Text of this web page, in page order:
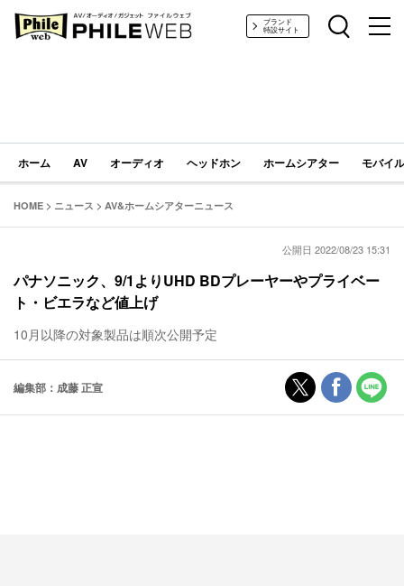
PHILE WEB｜AV/オーディオ/ガジェットブランド
特設サイト
ホーム AV オーディオ ヘッドホン ホームシアター モバイ
HOME > ニュース > AV&ホームシアターニュース
公開日 2022/08/23 15:31
パナソニック、9/1よりUHD BDプレーヤーやプライベー
ト・ビエラなど値上げ
10月以降の対象製品は順次公開予定
編集部：成藤 正宣